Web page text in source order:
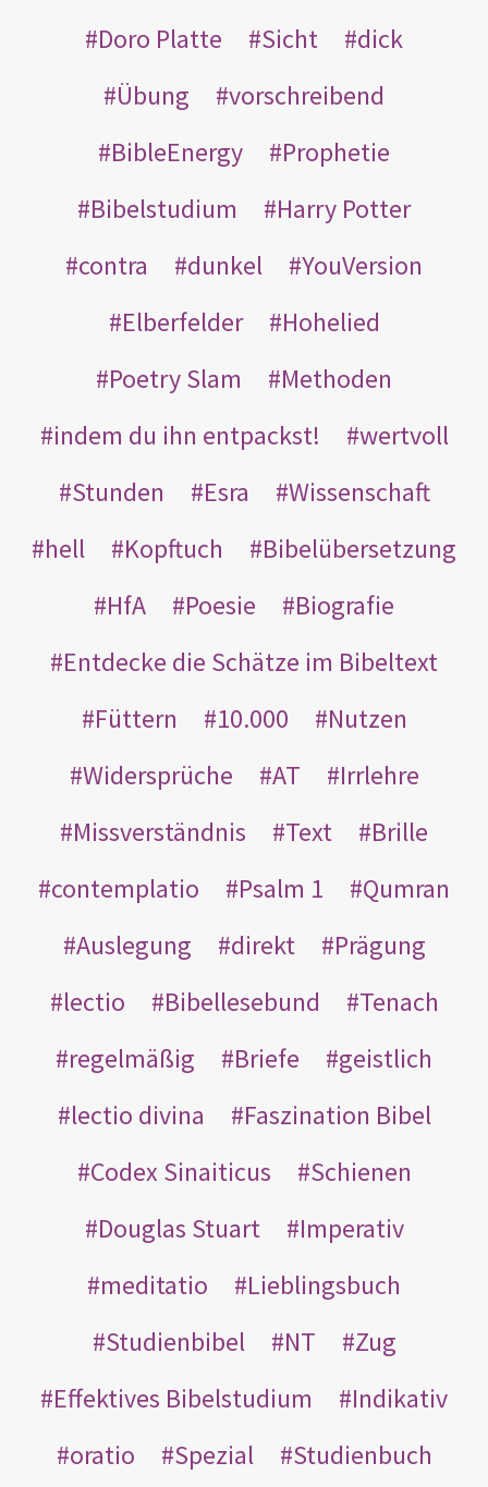
Doro Platte
Sicht
dick
Übung
vorschreibend
BibleEnergy
Prophetie
Bibelstudium
Harry Potter
contra
dunkel
YouVersion
Elberfelder
Hohelied
Poetry Slam
Methoden
indem du ihn entpackst!
wertvoll
Stunden
Esra
Wissenschaft
hell
Kopftuch
Bibelübersetzung
HfA
Poesie
Biografie
Entdecke die Schätze im Bibeltext
Füttern
10.000
Nutzen
Widersprüche
AT
Irrlehre
Missverständnis
Text
Brille
contemplatio
Psalm 1
Qumran
Auslegung
direkt
Prägung
lectio
Bibellesebund
Tenach
regelmäßig
Briefe
geistlich
lectio divina
Faszination Bibel
Codex Sinaiticus
Schienen
Douglas Stuart
Imperativ
meditatio
Lieblingsbuch
Studienbibel
NT
Zug
Effektives Bibelstudium
Indikativ
oratio
Spezial
Studienbuch